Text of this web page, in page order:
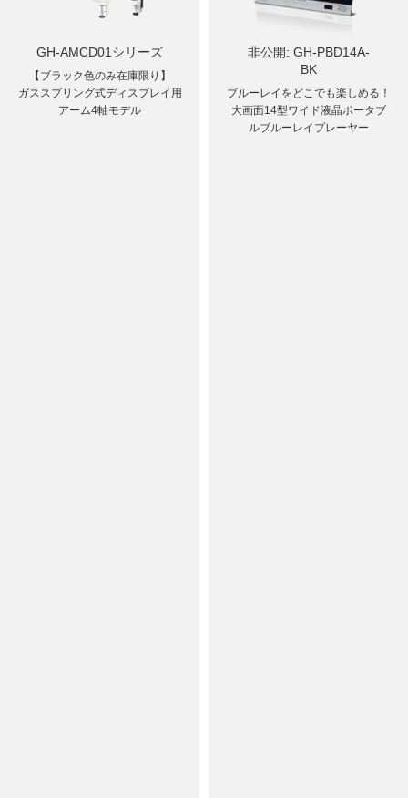
GH-AMCD01シリーズ
【ブラック色のみ在庫限り】
ガススプリング式ディスプレイ用
アーム4軸モデル
非公開: GH-PBD14A-
BK
ブルーレイをどこでも楽しめる！
大画面14型ワイド液晶ポータブ
ルブルーレイプレーヤー